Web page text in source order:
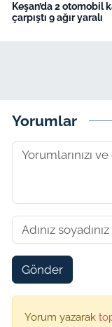
Keşan’da 2 otomobil
çarpıştı 9 ağır yaralı
Yorumlar
Gönder
Yorum yazarak